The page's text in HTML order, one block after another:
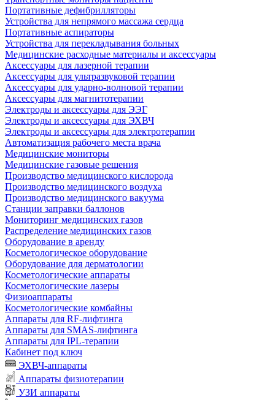
Портативные дефибрилляторы
Устройства для непрямого массажа сердца
Портативные аспираторы
Устройства для перекладывания больных
Медицинские расходные материалы и аксессуары
Аксессуары для лазерной терапии
Аксессуары для ультразвуковой терапии
Аксессуары для ударно-волновой терапии
Аксессуары для магнитотерапии
Электроды и аксессуары для ЭЭГ
Электроды и аксессуары для ЭХВЧ
Электроды и аксессуары для электротерапии
Автоматизация рабочего места врача
Медицинские мониторы
Медицинские газовые решения
Производство медицинского кислорода
Производство медицинского воздуха
Производство медицинского вакуума
Станции заправки баллонов
Мониторинг медицинских газов
Распределение медицинских газов
Оборудование в аренду
Косметологическое оборудование
Оборудование для дерматологии
Косметологические аппараты
Косметологические лазеры
Физиоаппараты
Косметологические комбайны
Аппараты для RF-лифтинга
Аппараты для SMAS-лифтинга
Аппараты для IPL-терапии
Кабинет под ключ
ЭХВЧ-аппараты
Аппараты физиотерапии
УЗИ аппараты